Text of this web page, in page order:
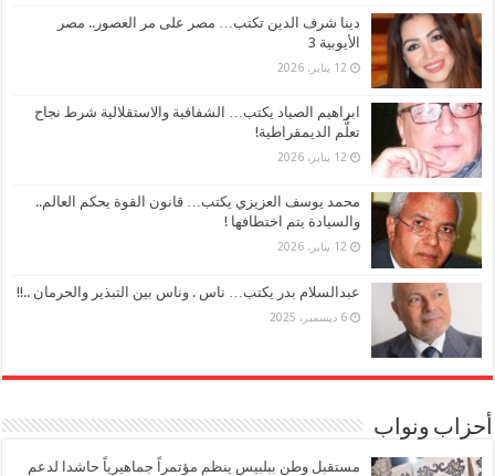
دينا شرف الدين تكتب… مصر على مر العصور.. مصر
الأيوبية 3
12 يناير، 2026
ابراهيم الصياد يكتب… الشفافية والاستقلالية شرط نجاح
تعلُّم الديمقراطية!
12 يناير، 2026
محمد يوسف العزيزي يكتب… قانون القوة يحكم العالم..
والسيادة يتم اختطافها !
12 يناير، 2026
عبدالسلام بدر يكتب… ناس . وناس بين التبذير والحرمان ..!!
6 ديسمبر، 2025
أحزاب ونواب
مستقبل وطن ببلبيس ينظم مؤتمراً جماهيرياً حاشدا لدعم